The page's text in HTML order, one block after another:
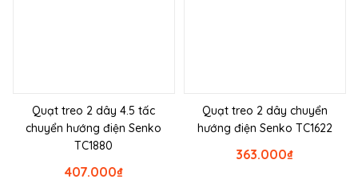
Quạt treo 2 dây 4.5 tấc
chuyển hướng điện Senko
TC1880
₫
407.000
Quạt treo 2 dây chuyển
hướng điện Senko TC1622
₫
363.000